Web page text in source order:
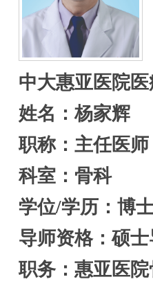
中大惠亚医院
姓名：杨家辉
职称：主任医师
科室： 骨科
学位/学历：博
导师资格：硕
职务：惠亚医